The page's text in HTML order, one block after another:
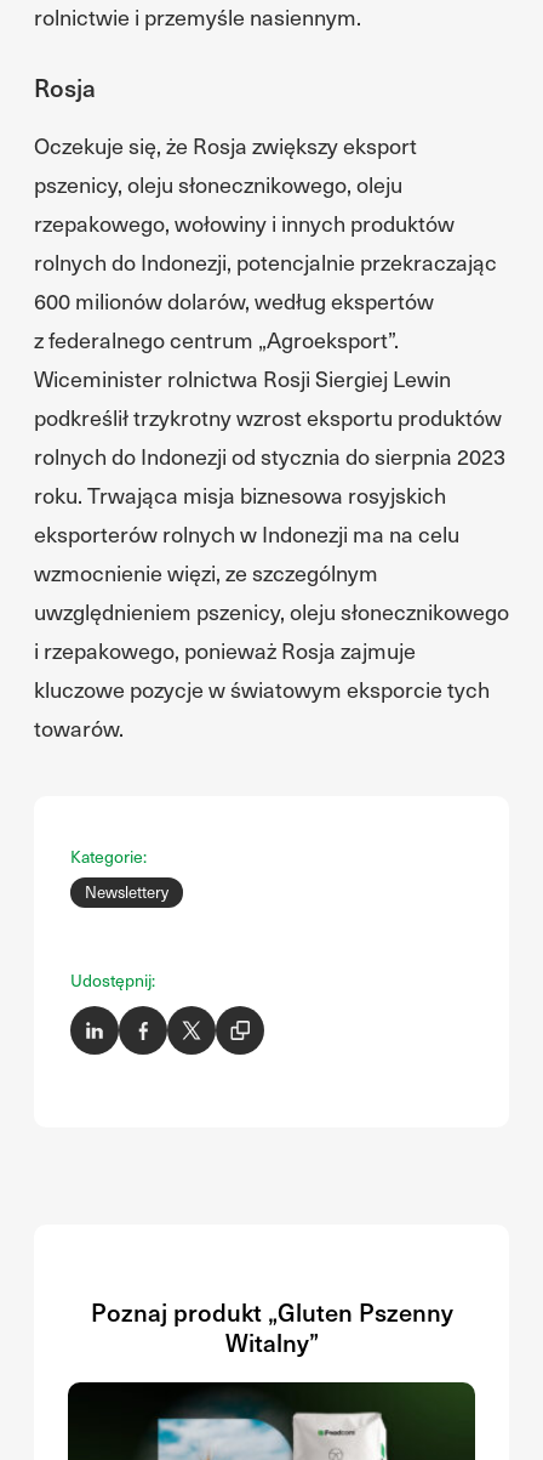
rolnictwie i przemyśle nasiennym.
Rosja
Oczekuje się, że Rosja zwiększy eksport
pszenicy, oleju słonecznikowego, oleju
rzepakowego, wołowiny i innych produktów
rolnych do Indonezji, potencjalnie przekraczając
600 milionów dolarów, według ekspertów
z federalnego centrum „Agroeksport”.
Wiceminister rolnictwa Rosji Siergiej Lewin
podkreślił trzykrotny wzrost eksportu produktów
rolnych do Indonezji od stycznia do sierpnia 2023
roku. Trwająca misja biznesowa rosyjskich
eksporterów rolnych w Indonezji ma na celu
wzmocnienie więzi, ze szczególnym
uwzględnieniem pszenicy, oleju słonecznikowego
i rzepakowego, ponieważ Rosja zajmuje
kluczowe pozycje w światowym eksporcie tych
towarów.
Kategorie:
Newslettery
Udostępnij:
Poznaj produkt „Gluten Pszenny
Witalny”